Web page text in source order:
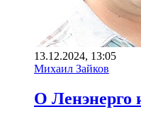
13.12.2024, 13:05
Михаил Зайков
О Ленэнерго